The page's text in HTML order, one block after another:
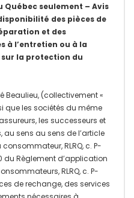
Québec seulement – Avis
des pièces de
et des
à l’entretien ou à la
la protection du
Beaulieu, (collectivement «
que les sociétés du même
les successeurs et
sens au sens de l’article
RLRQ, c. P-
du Règlement d’application
RLRQ, c. P-
de rechange, des services